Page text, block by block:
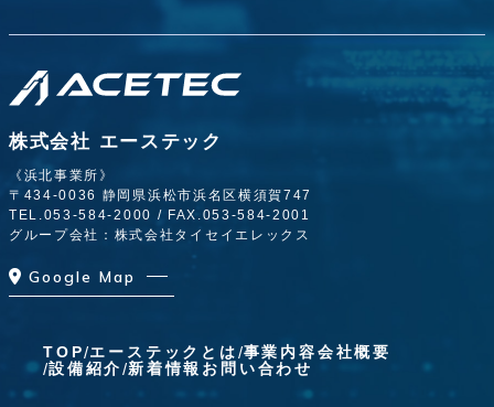
株式会社 エーステック
《浜北事業所》
〒434-0036 静岡県浜松市浜名区横須賀747
TEL.053-584-2000 / FAX.053-584-2001
グループ会社：株式会社タイセイエレックス
Google Map
TOP エーステックとは 事業内容会社概要
設備紹介 新着情報 お問い合わせ